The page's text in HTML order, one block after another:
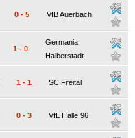
0 - 5 VfB Auerbach
1 - 0
Germania
Halberstadt
1 - 1 SC Freital
0 - 3 VfL Halle 96